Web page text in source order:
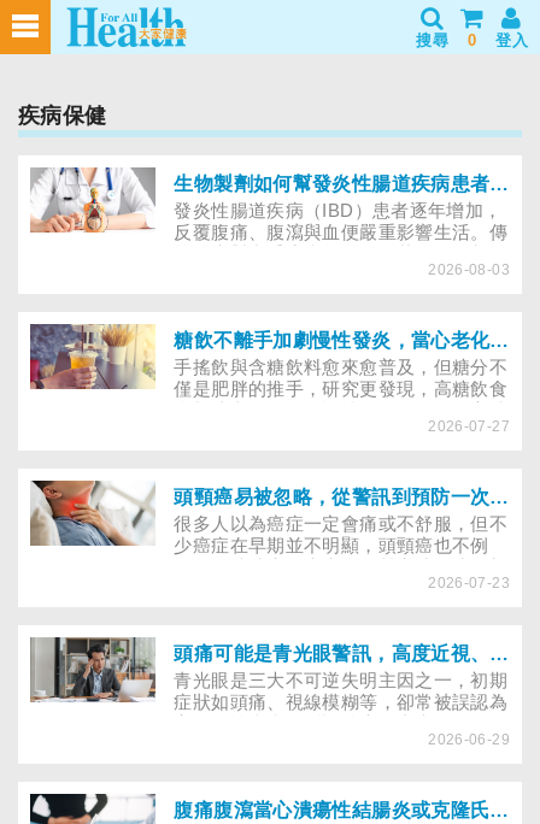
搜尋 0 登入
疾病保健
生物製劑如何幫發炎性腸道疾病患者抗潰瘍？治療進展與健保給付困境一次看
發炎性腸道疾病（IBD）患者逐年增加，
反覆腹痛、腹瀉與血便嚴重影響生活。傳
佳，恐增住院與手術風險。近年生物製劑
2026-08-03
糖飲不離手加劇慢性發炎，當心老化與慢性病提早報到
手搖飲與含糖飲料愈來愈普及，但糖分不
僅是肥胖的推手，研究更發現，高糖飲食
尿病、痛風與癌症風險。本文邀請專家解
2026-07-27
頭頸癌易被忽略，從警訊到預防一次掌握
很多人以為癌症一定會痛或不舒服，但不
少癌症在早期並不明顯，頭頸癌也不例
出現不痛的小腫塊，都是警訊。及早發
2026-07-23
頭痛可能是青光眼警訊，高度近視、三高族群需留意
青光眼是三大不可逆失明主因之一，初期
症狀如頭痛、視線模糊等，卻常被誤認為
齡皆可能發生，三高、高度遠視與年輕人
2026-06-29
腹痛腹瀉當心潰瘍性結腸炎或克隆氏症，及早追蹤降大腸癌風險